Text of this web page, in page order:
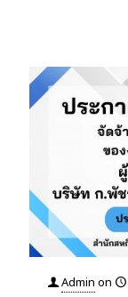
Admin on